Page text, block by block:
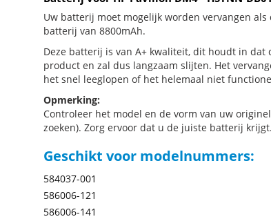
Uw batterij moet mogelijk worden vervangen
batterij van 8800mAh.
Deze batterij is van A+ kwaliteit, dit houdt in dat
product en zal dus langzaam slijten. Het
het snel leeglopen of het helemaal niet
Opmerking:
Controleer het model en de vorm van uw
zoeken). Zorg ervoor dat u de juiste batterij krijgt.
Geschikt voor modelnummers:
584037-001
586006-121
586006-141